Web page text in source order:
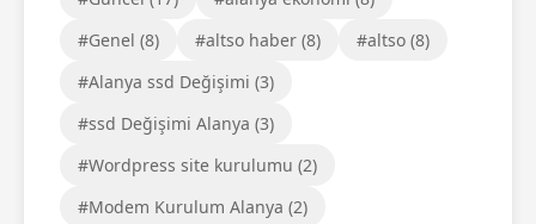
#Genel (8)
#altso haber (8)
#altso (8)
#Alanya ssd Değişimi (3)
#ssd Değişimi Alanya (3)
#Wordpress site kurulumu (2)
#Modem Kurulum Alanya (2)